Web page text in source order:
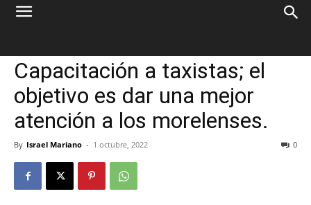
Morelos
Capacitación a taxistas; el
objetivo es dar una mejor
atención a los morelenses.
By Israel Mariano - 1 octubre, 2022 0